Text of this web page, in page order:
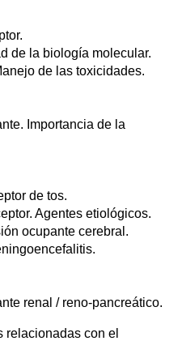
de la biología molecular.
de las toxicidades.
Importancia de la
de tos.
Agentes etiológicos.
ocupante cerebral.
renal / reno-pancreático.
relacionadas con el